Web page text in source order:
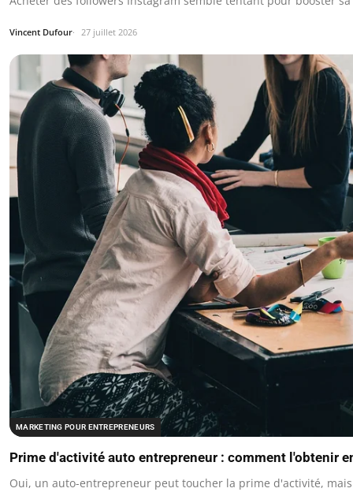
Vincent Dufour 27 juillet 2026
MARKETING POUR ENTREPRENEURS
Prime d'activité auto entrepreneur : comment l'obtenir
Oui, un auto-entrepreneur peut toucher la prime d'activité,